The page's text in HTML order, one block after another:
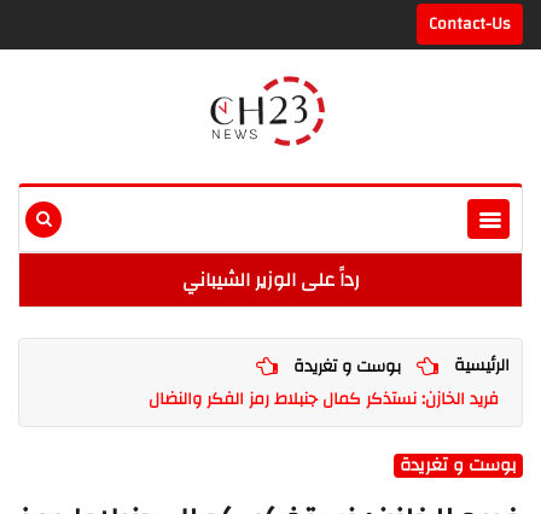
Contact-Us
رداً على الوزير الشيباني
الرئيسية
بوست و تغريدة
فريد الخازن: نستذكر كمال جنبلاط رمز الفكر والنضال
بوست و تغريدة